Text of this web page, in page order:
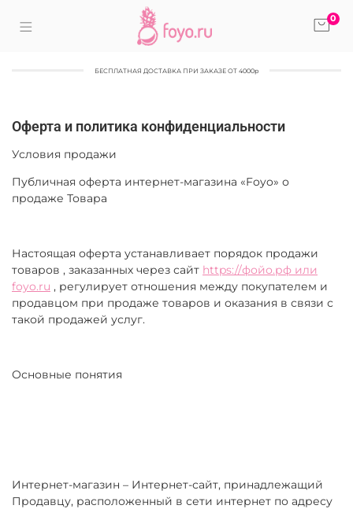
0
БЕСПЛАТНАЯ ДОСТАВКА ПРИ ЗАКАЗЕ ОТ 4000р
Оферта и политика конфиденциальности
Условия продажи
Публичная оферта интернет-магазина «Foyo» о
продаже Товара
Настоящая оферта устанавливает порядок продажи
товаров , заказанных через сайт https://фойо.рф или
foyo.ru , регулирует отношения между покупателем и
продавцом при продаже товаров и оказания в связи с
такой продажей услуг.
Основные понятия
Интернет-магазин – Интернет-сайт, принадлежащий
Продавцу, расположенный в сети интернет по адресу